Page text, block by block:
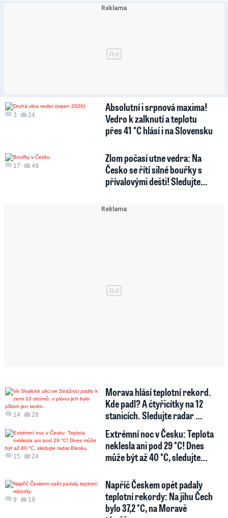
3 24
Absolutní i srpnová maxima!
Vedro k zalknutí a teplotu
přes 41 °C hlásí i na Slovensku
17 49
Zlom počasí utne vedra: Na
Česko se řítí silné bouřky s
přívalovými dešti! Sledujte…
14 28
Morava hlásí teplotní rekord.
Kde padl? A čtyřicítky na 12
stanicích. Sledujte radar …
15 24
Extrémní noc v Česku: Teplota
neklesla ani pod 29 °C! Dnes
může být až 40 °C, sledujte…
9 19
Napříč Českem opět padaly
teplotní rekordy: Na jihu Čech
bylo 37,2 °C, na Moravě